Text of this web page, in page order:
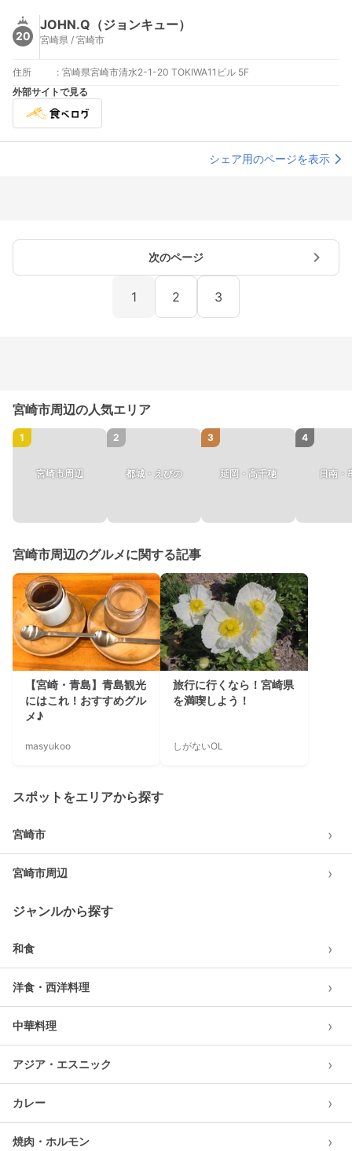
20
JOHN.Q（ジョンキュー）
宮崎県 / 宮崎市
住所 : 宮崎県宮崎市清水2-1-20 TOKIWA11ビル 5F
外部サイトで見る
シェア用のページを表示
次のページ
1 2 3
宮崎市周辺の人気エリア
1
宮崎市周辺
2
都城・えびの
3
延岡・高千穂
4
日南・
宮崎市周辺のグルメに関する記事
【宮崎・青島】青島観光
にはこれ！おすすめグル
メ♪
masyukoo
旅行に行くなら！宮崎県
を満喫しよう！
しがないOL
スポットをエリアから探す
宮崎市 ›
宮崎市周辺 ›
ジャンルから探す
和食 ›
洋食・西洋料理 ›
中華料理 ›
アジア・エスニック ›
カレー ›
焼肉・ホルモン ›